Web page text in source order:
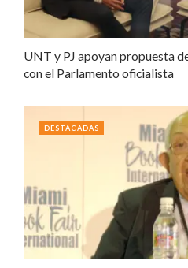
UNT y PJ apoyan propuesta
con el Parlamento oficialista
DESTACADAS